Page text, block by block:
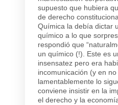
supuesto que hubiera
de derecho
Química la debía dictar
químico a lo que
respondió que
un químico (!). Este es
insensatez pero era
incomunicación (y en
lamentablemente lo
conviene insistir en la
el derecho y la